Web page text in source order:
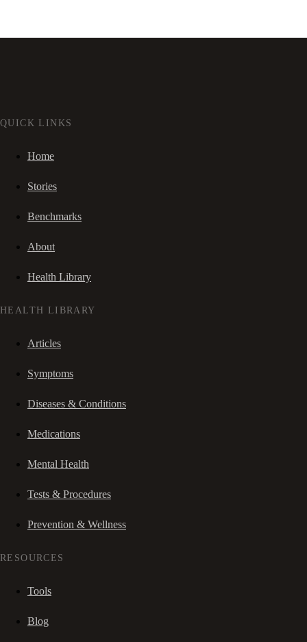
QUICK LINKS
Home
Stories
Benchmarks
About
Health Library
HEALTH LIBRARY
Articles
Symptoms
Diseases & Conditions
Medications
Mental Health
Tests & Procedures
Prevention & Wellness
RESOURCES
Tools
Blog